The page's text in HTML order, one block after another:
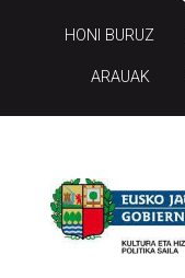
HONI BURUZ
ARAUAK